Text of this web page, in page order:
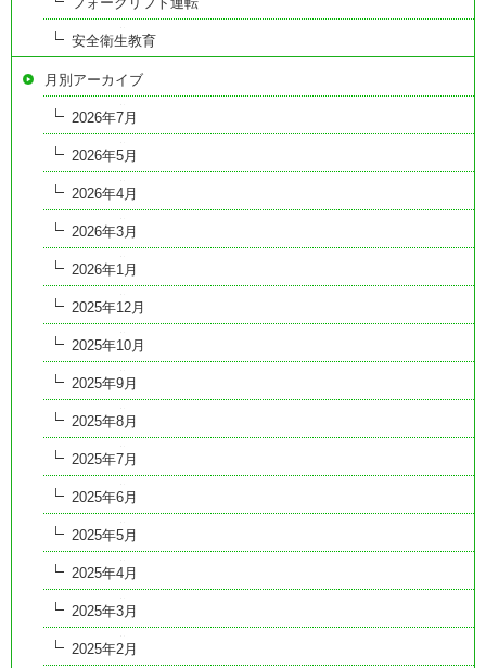
安全衛生教育
月別アーカイブ
2026年7月
2026年5月
2026年4月
2026年3月
2026年1月
2025年12月
2025年10月
2025年9月
2025年8月
2025年7月
2025年6月
2025年5月
2025年4月
2025年3月
2025年2月